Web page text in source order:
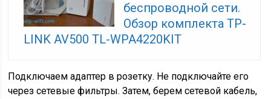
беспроводной сети.
Обзор комплекта TP-
LINK AV500 TL-WPA4220KIT
Подключаем адаптер в розетку. Не подключайте его
через сетевые фильтры. Затем, берем сетевой кабель,